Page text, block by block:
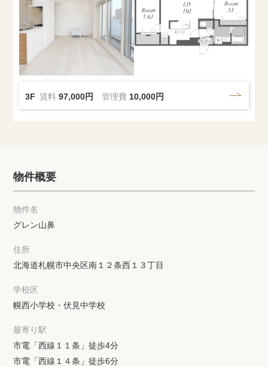
3F 賃料97,000円 管理費 10,000円
物件概要
物件名
グレン山鼻
住所
北海道札幌市中央区南１２条西１３丁目
学校区
幌西小学校・伏見中学校
最寄り駅
市電「西線１１条」徒歩4分
市電「西線１４条」徒歩6分